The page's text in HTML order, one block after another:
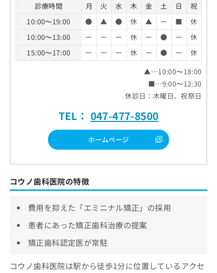
診療時間 月 火 水 木 金 土 日
祝
10:00〜19:00
● ▲ ● 休 ▲ ー ■
休
10:00〜13:00
ー ー ー 休 ー ● ー
休
15:00〜17:00
ー ー ー 休 ー ● ー
休
▲…10:00〜18:00
■…9:00〜12:30
休診日：木曜日、祝祭日
TEL： 047-477-8500
ホームページ
コウノ歯科医院の特徴
費用を抑えた「エミニナル矯正」の採用
患者にあった矯正歯科治療の提案
矯正歯科認定医が常駐
コウノ歯科医院は駅から徒歩1分に位置しているアクセ